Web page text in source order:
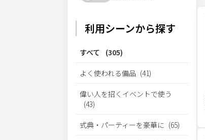
利用シーンから探す
すべて (305)
よく使われる備品 (41)
偉い人を招くイベントで使う
(43)
式典・パーティーを豪華に (65)